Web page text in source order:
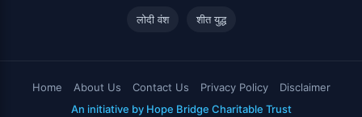
लोदी वंश शीत युद्ध
Home About Us Contact Us Privacy Policy
Disclaimer
An initiative by Hope Bridge Charitable Trust